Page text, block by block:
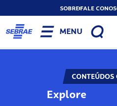
SOBREFALE
MENU
CONTEÚDOS
Explore